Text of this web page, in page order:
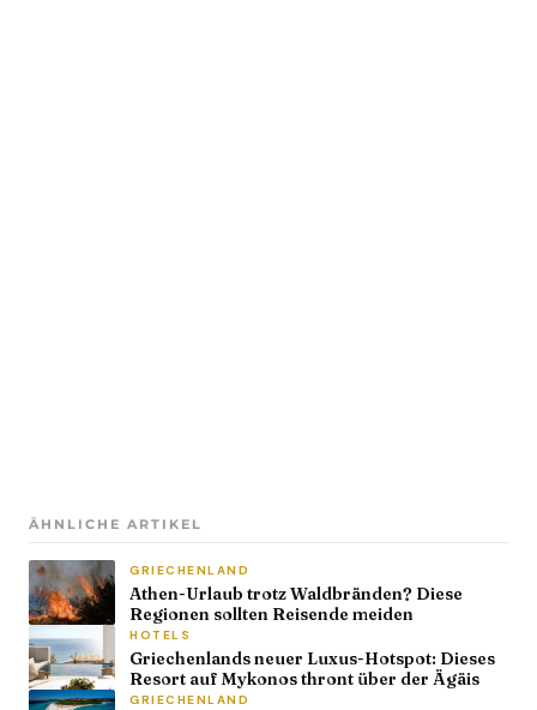
ÄHNLICHE ARTIKEL
GRIECHENLAND
Athen-Urlaub trotz Waldbränden? Diese
Regionen sollten Reisende meiden
HOTELS
Griechenlands neuer Luxus-Hotspot: Dieses
Resort auf Mykonos thront über der Ägäis
GRIECHENLAND